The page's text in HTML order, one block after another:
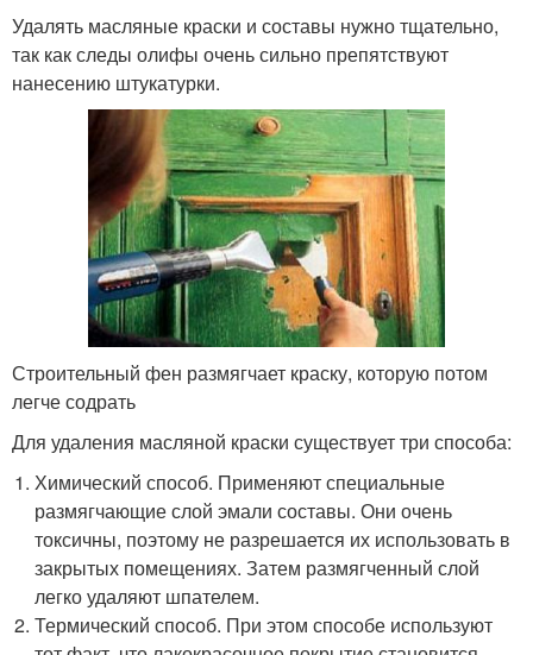
Удалять масляные краски и составы нужно тщательно,
так как следы олифы очень сильно препятствуют
нанесению штукатурки.
Строительный фен размягчает краску, которую потом
легче содрать
Для удаления масляной краски существует три способа:
Химический способ. Применяют специальные
размягчающие слой эмали составы. Они очень
токсичны, поэтому не разрешается их использовать в
закрытых помещениях. Затем размягченный слой
легко удаляют шпателем.
Термический способ. При этом способе используют